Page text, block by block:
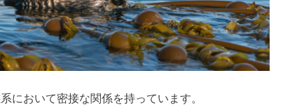
において密接な関係を持っています。